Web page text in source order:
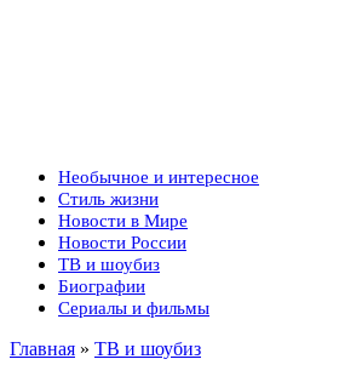
Необычное и интересное
Стиль жизни
Новости в Мире
Новости России
ТВ и шоубиз
Биографии
Сериалы и фильмы
Главная » ТВ и шоубиз